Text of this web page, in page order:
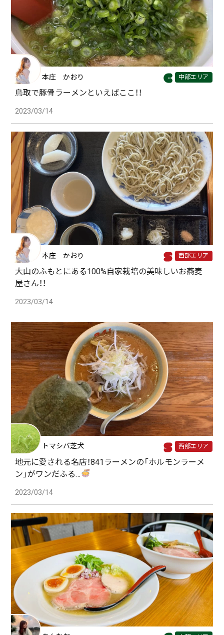
本庄 かおり 中部エリア
鳥取で豚骨ラーメンといえばここ！！
2023/03/14
本庄 かおり 西部エリア
大山のふもとにある100%自家栽培の美味しいお蕎麦
屋さん！！
2023/03/14
トマシバ芝犬 西部エリア
地元に愛される名店！841ラーメンの「ホルモンラーメ
ン」がワンだふる…
2023/03/14